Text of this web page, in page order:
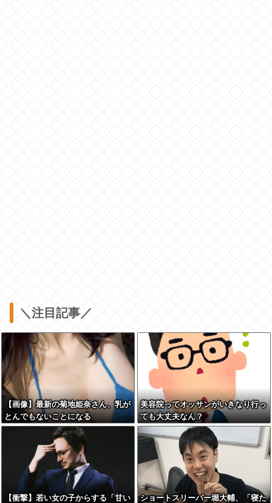
＼注目記事／
【画像】最新の菊地姫奈さん、乳が
とんでもないことになる
美容院ってオッサンがいきなり行っ
ても大丈夫なん？
【衝撃】若い女の子からする「甘い
ショートスリーパー堀大輔、「寝た